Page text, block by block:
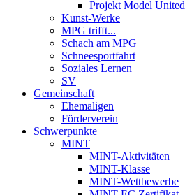
Projekt Model
Kunst-Werke
MPG trifft...
Schach am MPG
Schneesportfahrt
Soziales Lernen
SV
Gemeinschaft
Ehemaligen
Förderverein
Schwerpunkte
MINT
MINT-Aktivitäten
MINT-Klasse
MINT-Wettbewerbe